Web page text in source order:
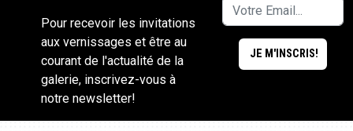
Pour recevoir les invitations
aux vernissages et être au
courant de l'actualité de la
galerie, inscrivez-vous à
notre newsletter!